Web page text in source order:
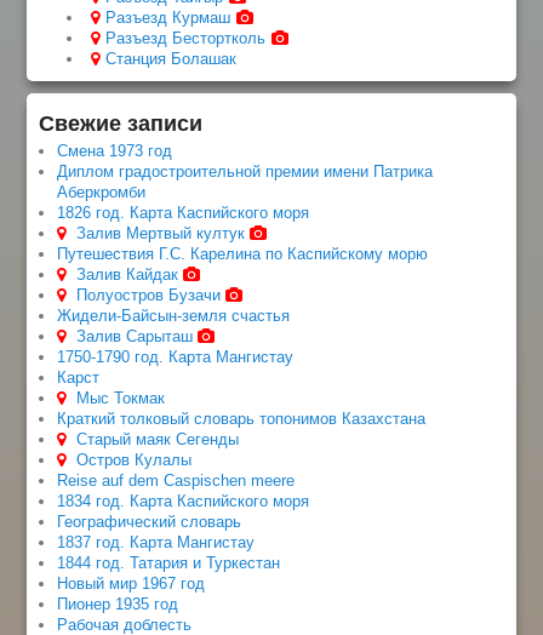
Разъезд Курмаш
Разъезд Бестортколь
Станция Болашак
Свежие записи
Смена 1973 год
Диплом градостроительной премии имени Патрика
Аберкромби
1826 год. Карта Каспийского моря
Залив Мертвый култук
Путешествия Г.С. Карелина по Каспийскому морю
Залив Кайдак
Полуостров Бузачи
Жидели-Байсын-земля счастья
Залив Сарыташ
1750-1790 год. Карта Мангистау
Карст
Мыс Токмак
Краткий толковый словарь топонимов Казахстана
Старый маяк Сегенды
Остров Кулалы
Reise auf dem Caspischen meere
1834 год. Карта Каспийского моря
Географический словарь
1837 год. Карта Мангистау
1844 год. Татария и Туркестан
Новый мир 1967 год
Пионер 1935 год
Рабочая доблесть